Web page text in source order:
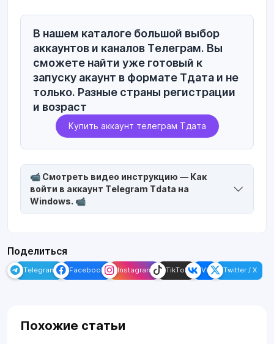
В нашем каталоге большой выбор
аккаунтов и каналов Телеграм. Вы
сможете найти уже готовый к
запуску акаунт в формате Тдата и не
только. Разные страны регистрации
и возраст
Купить аккаунт телеграм Тдата
📹 Смотреть видео инструкцию — Как
войти в аккаунт Telegram Tdata на
Windows. 📹
Поделиться
Telegram Facebook Instagram TikTok VK Twitter / X
Похожие статьи